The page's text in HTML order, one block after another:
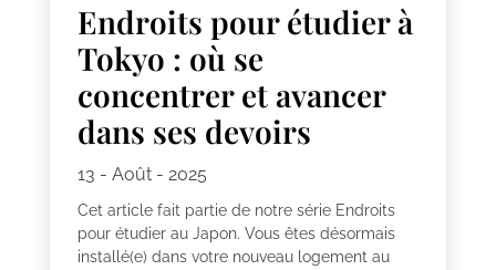
Endroits pour étudier à
Tokyo : où se
concentrer et avancer
dans ses devoirs
13 - Août - 2025
Cet article fait partie de notre série Endroits
pour étudier au Japon. Vous êtes désormais
installé(e) dans votre nouveau logement au